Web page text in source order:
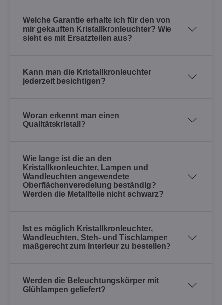
Welche Garantie erhalte ich für den von
mir gekauften Kristallkronleuchter? Wie
sieht es mit Ersatzteilen aus?
Kann man die Kristallkronleuchter
jederzeit besichtigen?
Woran erkennt man einen
Qualitätskristall?
Wie lange ist die an den
Kristallkronleuchter, Lampen und
Wandleuchten angewendete
Oberflächenveredelung beständig?
Werden die Metallteile nicht schwarz?
Ist es möglich Kristallkronleuchter,
Wandleuchten, Steh- und Tischlampen
maßgerecht zum Interieur zu bestellen?
Werden die Beleuchtungskörper mit
Glühlampen geliefert?